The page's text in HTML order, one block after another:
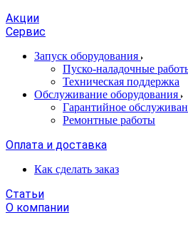
Акции
Сервис
Запуск оборудования
Пуско-наладочные
Техническая поддержка
Обслуживание оборудования
Гарантийное
Ремонтные работы
Оплата и доставка
Как сделать заказ
Статьи
О компании